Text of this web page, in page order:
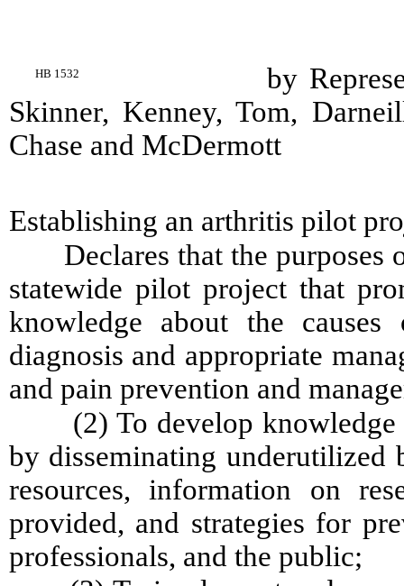
HB 1532
by
Skinner, Kenney, Tom,
Chase and McDermott
Establishing an arthritis pilot
Declares that the purposes
statewide pilot project that
knowledge about the
diagnosis and appropriate
and pain prevention and
(2) To develop
by disseminating underutilized
resources, information on
provided, and strategies for
professionals, and the public;